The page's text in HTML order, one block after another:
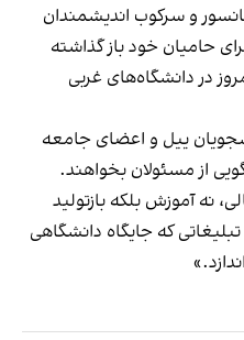
و سرکوب اندیشمندان
حامیان خود باز گذاشته
در دانشگاه‌های غربی
ییل و اعضای جامعه
از مسئولان بخواهند.
نه آموزش بلکه بازتولید
که جایگاه دانشگاهی